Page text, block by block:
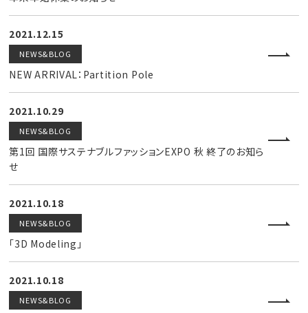
2021.12.15
NEWS&BLOG
NEW ARRIVAL：Partition Pole
2021.10.29
NEWS&BLOG
第1回 国際サステナブルファッションEXPO 秋 終了のお知ら
せ
2021.10.18
NEWS&BLOG
「3D Modeling」
2021.10.18
NEWS&BLOG